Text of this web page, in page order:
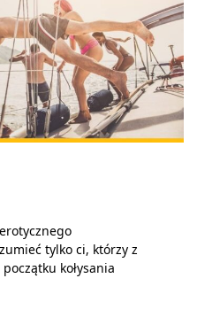
tylko ci, którzy z
kołysania